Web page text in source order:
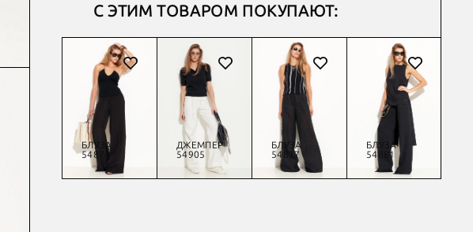
С ЭТИМ ТОВАРОМ ПОКУПАЮТ:
БЛУЗА
54874
ДЖЕМПЕР
54905
БЛУЗА
54877
БЛУЗА
54881